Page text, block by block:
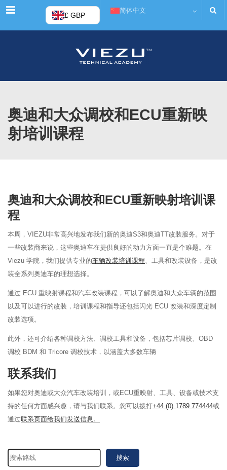
菜单 £ GBP
简体中文
奥迪和大众调校和ECU重新映
射培训课程
奥迪和大众调校和ECU重新映射培训课
程
本周，VIEZU非常高兴地发布我们新的奥迪S3和奥迪TT改装服务。对于
一些改装商来说，这些奥迪车在提供良好的动力方面一直是个难题。在
Viezu 学院，我们提供专业的车辆改装培训课程、工具和改装设备，是改
装全系列奥迪车的理想选择。
通过 ECU 重映射课程和汽车改装课程，可以了解奥迪和大众车辆的范围
以及可以进行的改装，培训课程和指导还包括闪光 ECU 改装和深度定制
改装选项。
此外，还可介绍各种调校方法、调校工具和设备，包括芯片调校、OBD
调校 BDM 和 Tricore 调校技术，以涵盖大多数车辆
联系我们
如果您对奥迪或大众汽车改装培训，或ECU重映射、工具、设备或技术支
持的任何方面感兴趣，请与我们联系。您可以拨打+44 (0) 1789 774444或
通过联系页面给我们发送信息。
搜索